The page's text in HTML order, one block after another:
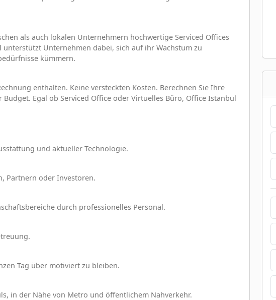
als auch lokalen Unternehmern hochwertige Serviced Offices
Unternehmen dabei, sich auf ihr Wachstum zu
kümmern.
enthalten. Keine versteckten Kosten. Berechnen Sie Ihre
Egal ob Serviced Office oder Virtuelles Büro, Office Istanbul
und aktueller Technologie.
Partnern oder Investoren.
durch professionelles Personal.
Tag über motiviert zu bleiben.
in der Nähe von Metro und öffentlichem Nahverkehr.